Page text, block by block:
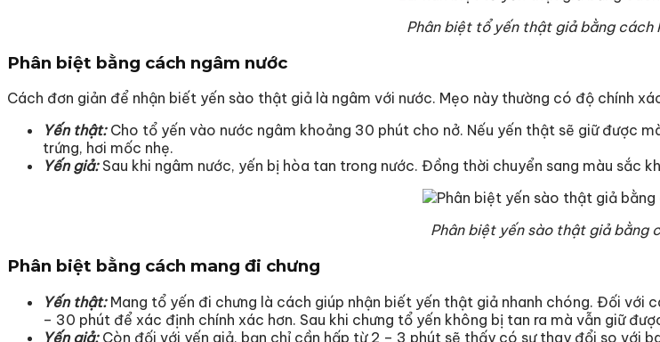
Phân biệt tổ yến thật giả bằng cách
Phân biệt bằng cách ngâm nước
Cách đơn giản để nhận biết yến sào thật giả là ngâm với nước. Mẹo này thường có độ chính
Yến thật:Cho tổ yến vào nước ngâm khoảng 30 phút cho nở. Nếu yến thật sẽ giữ được
trứng, hơi mốc nhẹ.
Yến giả:Sau khi ngâm nước, yến bị hòa tan trong nước. Đồng thời chuyển sang màu sắc
Phân biệt yến sào thật giả bằng
Phân biệt bằng cách mang đi chưng
Yến thật:Mang tổ yến đi chưng là cách giúp nhận biết yến thật giả nhanh chóng. Đối với
– 30 phút để xác định chính xác hơn. Sau khi chưng tổ yến không bị tan ra mà vẫn giữ
Yến giả: Còn đối với yến giả, bạn chỉ cần hấp từ 2 – 3 phút sẽ thấy có sự thay đổi so với